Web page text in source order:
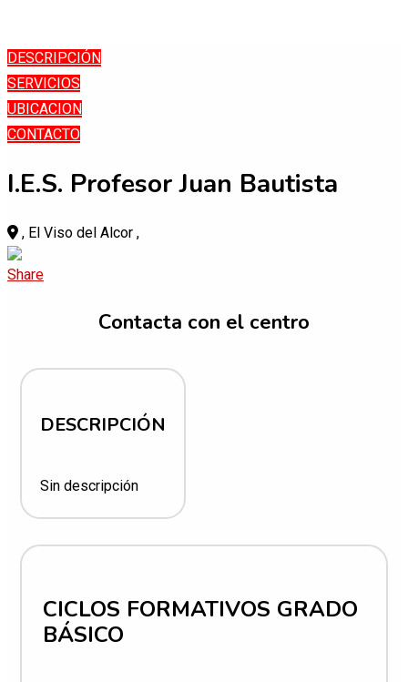
Skip
to
content
DESCRIPCIÓN
SERVICIOS
UBICACION
CONTACTO
I.E.S. Profesor Juan Bautista
, El Viso del Alcor ,
Contacta con el centro
DESCRIPCIÓN
Sin descripción
CICLOS FORMATIVOS GRADO
BÁSICO